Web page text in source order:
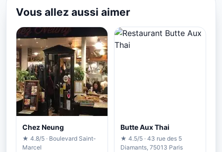
Vous allez aussi aimer
Chez Neung
★ 4.8/5 · Boulevard Saint-
Marcel
Butte Aux Thai
★ 4.5/5 · 43 rue des 5
Diamants, 75013 Paris